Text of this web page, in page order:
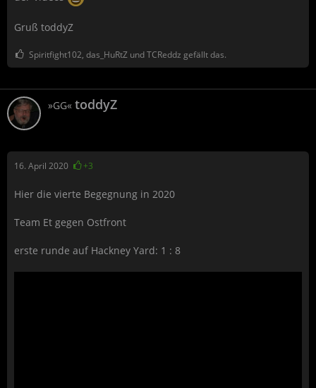
Gruß toddyZ
Spiritfight102, das_HuRtZ und TCReddz gefällt das.
»GG« toddyZ
16. April 2020 +3
Hier die vierte Begegnung in 2020
Team Et gegen Ostfront
erste runde auf Hackney Yard: 1 : 8